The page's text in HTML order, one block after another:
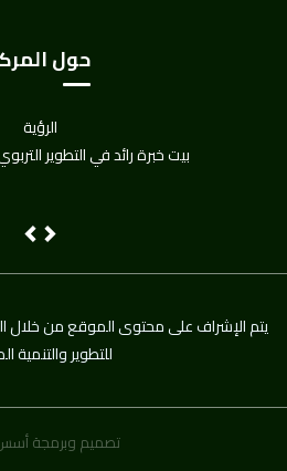
حول
الرؤية
بيت خبرة رائد في التطوير
Next
يتم اﻹشراف على محتوى الموقع من خلال
للتطوير والتنمية
تصميم وبرمجة